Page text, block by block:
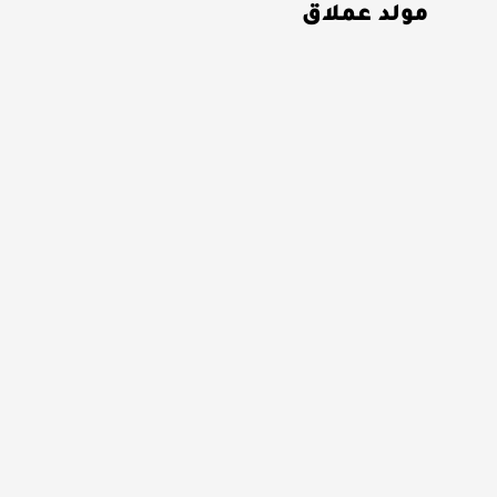
مولد عملاق